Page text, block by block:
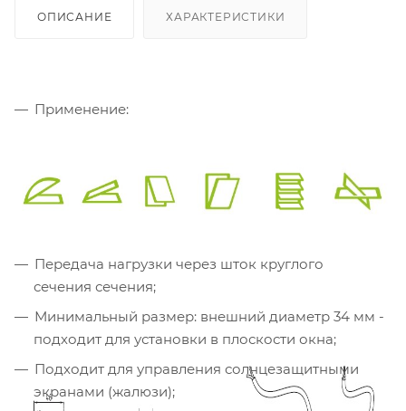
ОПИСАНИЕ ХАРАКТЕРИСТИКИ
Применение:
Передача нагрузки через шток круглого
сечения сечения;
Минимальный размер: внешний диаметр 34 мм -
подходит для установки в плоскости окна;
Подходит для управления солнцезащитными
экранами (жалюзи);